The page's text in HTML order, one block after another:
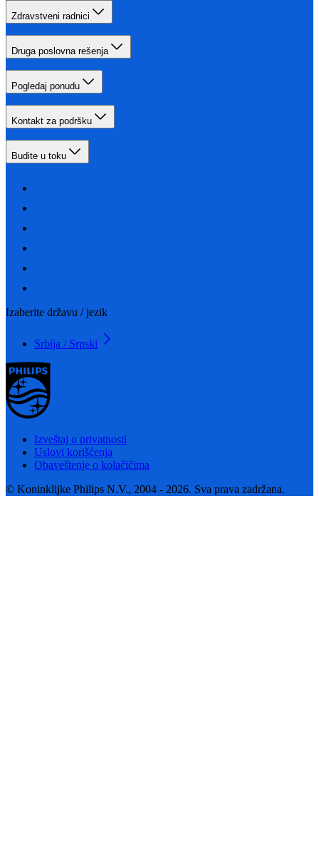
Zdravstveni radnici
Druga poslovna rešenja
Pogledaj ponudu
Kontakt za podršku
Budite u toku
Izaberite državu / jezik
Srbija / Srpski
Izveštaj o privatnosti
Uslovi korišćenja
Obaveštenje o kolačičima
© Koninklijke Philips N.V., 2004 - 2026. Sva prava zadržana.